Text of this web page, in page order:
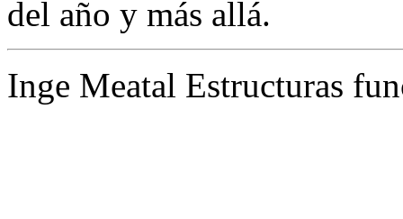
del año y más allá.
Inge Meatal Estructuras